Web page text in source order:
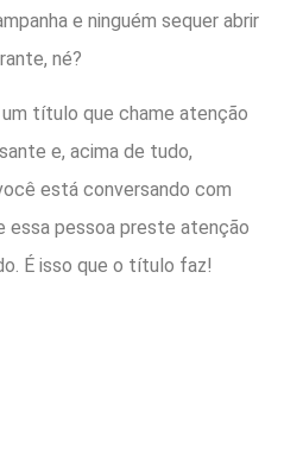
e ninguém sequer abrir
né?
título que chame atenção
e, acima de tudo,
está conversando com
essa pessoa preste atenção
É isso que o título faz!